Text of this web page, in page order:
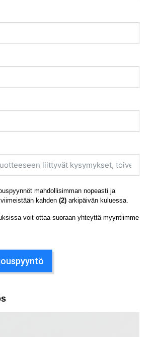
mahdollisimman nopeasti ja
kahden (2) arkipäivän kuluessa.
voit ottaa suoraan yhteyttä myyntiimme